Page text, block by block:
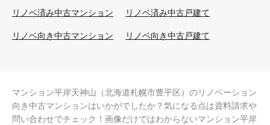
リノベ済み中古マンション リノベ済み中古戸建て
リノベ向き中古マンション リノベ向き中古戸建て
マンション平岸天神山（北海道札幌市豊平区）のリノベーション
向き中古マンションはいかがでしたか？気になる点は資料請求や
問い合わせでチェック！画像だけではわからないマンション平岸